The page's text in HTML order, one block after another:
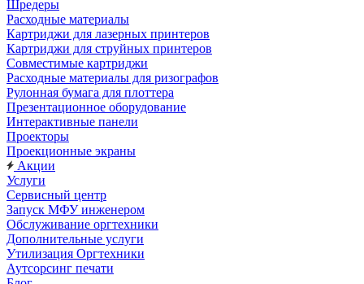
Шредеры
Расходные материалы
Картриджи для лазерных принтеров
Картриджи для струйных принтеров
Совместимые картриджи
Расходные материалы для ризографов
Рулонная бумага для плоттера
Презентационное оборудование
Интерактивные панели
Проекторы
Проекционные экраны
Акции
Услуги
Сервисный центр
Запуск МФУ инженером
Обслуживание оргтехники
Дополнительные услуги
Утилизация Оргтехники
Аутсорсинг печати